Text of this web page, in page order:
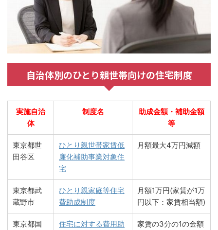
自治体別のひとり親世帯向けの住宅制度
実施自治
体
制度名
助成金額・補助金額
等
東京都世
田谷区
ひとり親世帯家賃低
廉化補助事業対象住
宅
月額最大4万円減額
東京都武
蔵野市
ひとり親家庭等住宅
費助成制度
月額1万円(家賃が1万
円以下：家賃相当額)
東京都国
住宅に対する費用助
家賃の3分の1の金額